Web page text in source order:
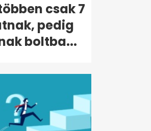
csak 7
pedig
boltba...